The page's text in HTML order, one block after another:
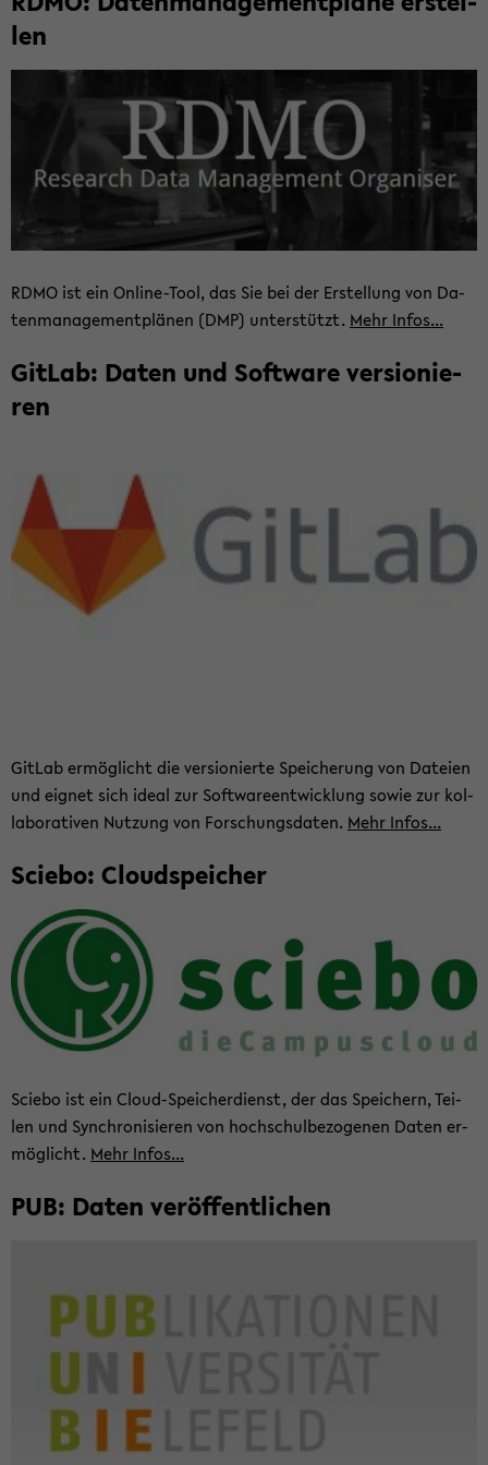
len
RDMO ist ein Online-​Tool, das Sie bei der Er­stel­lung von Da­
ten­ma­nage­ment­plä­nen (DMP) un­ter­stützt. Mehr Infos...
Git­Lab: Daten und Soft­ware ver­sio­nie­
ren
Git­Lab er­mög­licht die ver­sio­nier­te Spei­che­rung von Da­tei­en
und eig­net sich ideal zur Soft­ware­ent­wick­lung sowie zur kol­
la­bo­ra­ti­ven Nut­zung von For­schungs­da­ten. Mehr Infos...
Scie­bo: Cloud­spei­cher
Scie­bo ist ein Cloud-​Speicherdienst, der das Spei­chern, Tei­
len und Syn­chro­ni­sie­ren von hoch­schul­be­zo­ge­nen Daten er­
mög­licht. Mehr Infos...
PUB: Daten ver­öf­fent­li­chen